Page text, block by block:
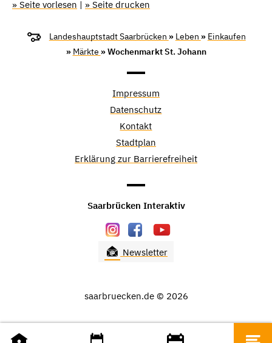
» Seite vorlesen | » Seite drucken
Landeshauptstadt Saarbrücken » Leben » Einkaufen
» Märkte » Wochenmarkt St. Johann
Impressum
Datenschutz
Kontakt
Stadtplan
Erklärung zur Barrierefreiheit
Saarbrücken Interaktiv
Newsletter
saarbruecken.de © 2026